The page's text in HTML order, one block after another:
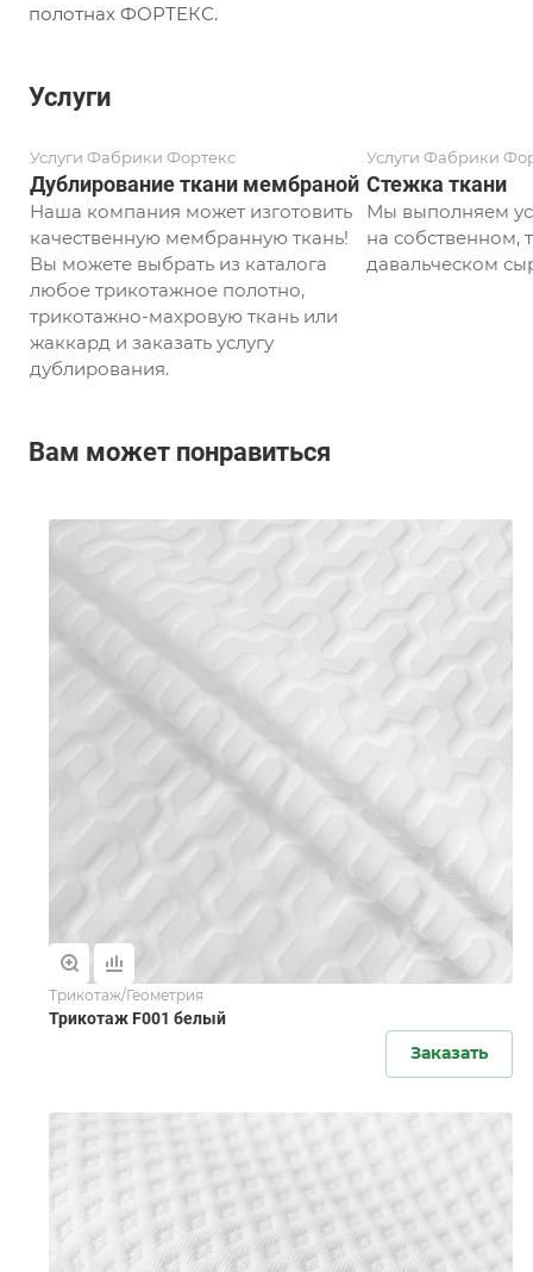
полотнах ФОРТЕКС.
Услуги
Услуги Фабрики Фортекс
Дублирование ткани мембраной
Наша компания может изготовить
качественную мембранную ткань!
Вы можете выбрать из каталога
любое трикотажное полотно,
трикотажно-махровую ткань или
жаккард и заказать услугу
дублирования.
Услуги Фабрики
Стежка ткани
Мы выполняем
на собственном,
давальческом
Вам может понравиться
Трикотаж/Геометрия
Трикотаж F001 белый
Заказать